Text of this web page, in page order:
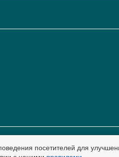
Сайт содержит рекомендательные технологии.
посетителей для